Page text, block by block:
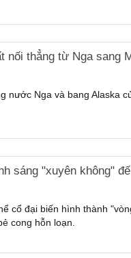
nối thẳng từ Nga sang
nước Nga và bang Alaska
sáng "xuyên không"
cổ đại biến hình thành
cong hỗn loạn.